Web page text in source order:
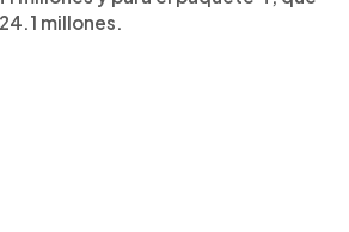
millones.